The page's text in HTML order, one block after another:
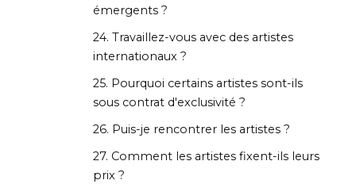
émergents ?
24. Travaillez-vous avec des artistes
internationaux ?
25. Pourquoi certains artistes sont-ils
sous contrat d'exclusivité ?
26. Puis-je rencontrer les artistes ?
27. Comment les artistes fixent-ils leurs
prix ?